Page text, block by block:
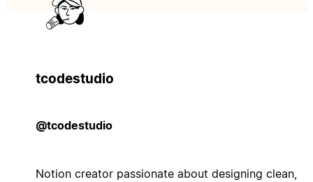
tcodestudio
@tcodestudio
Notion creator passionate about designing clean,